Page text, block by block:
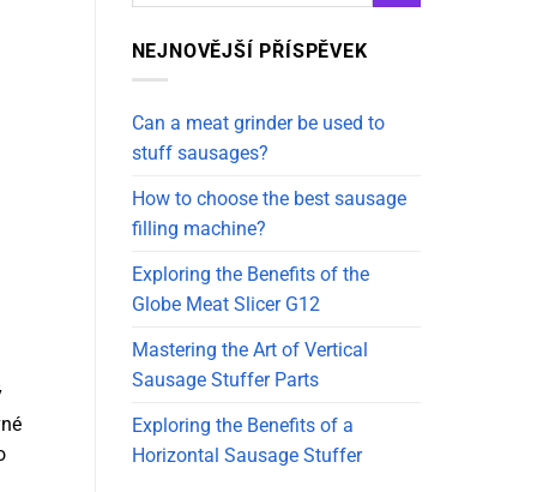
NEJNOVĚJŠÍ PŘÍSPĚVEK
Can a meat grinder be used to
stuff sausages?
How to choose the best sausage
filling machine?
Exploring the Benefits of the
Globe Meat Slicer G12
Mastering the Art of Vertical
Sausage Stuffer Parts
Exploring the Benefits of a
Horizontal Sausage Stuffer